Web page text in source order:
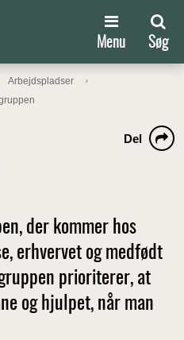
Menu Søg
Arbejdspladser
Del
der kommer hos
erhvervet og medfødt
prioriterer, at
og hjulpet, når man